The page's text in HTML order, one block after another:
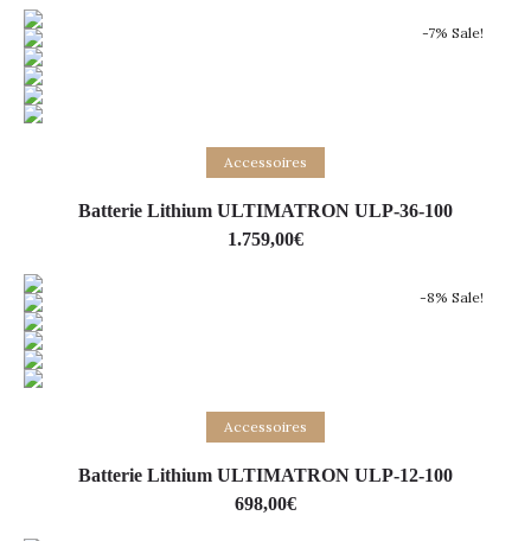
-7% Sale!
Ajouter au panier
Accessoires
Batterie Lithium ULTIMATRON ULP-36-100
1.759,00€
-8% Sale!
Ajouter au panier
Accessoires
Batterie Lithium ULTIMATRON ULP-12-100
698,00€